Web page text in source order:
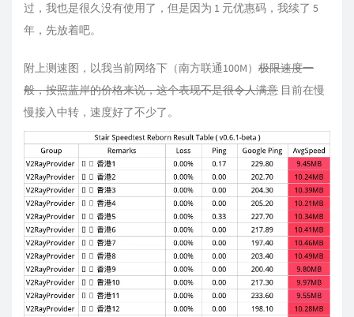
过，我也是很久没有使用了，但是因为 1 元优惠码，我续了 5
年，先放着吧。
附上测速图，以我当前网络下（南方联通100M） 极限速度一
般，按照蓝岸的价格来说，这个表现不是很令人满意 目前在慢
慢接入中转，速度好了不少了。